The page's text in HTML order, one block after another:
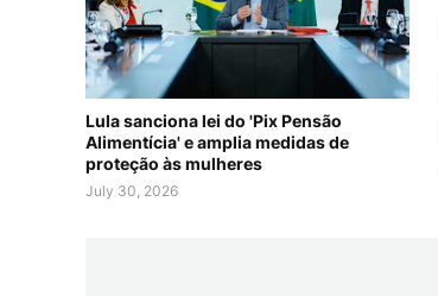
Lula sanciona lei do 'Pix Pensão
Alimentícia' e amplia medidas de
proteção às mulheres
July 30, 2026